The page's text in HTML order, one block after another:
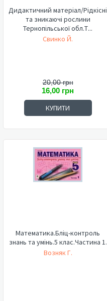
Дидактичний матеріал/Рідкісні
та зникаючі рослини
Тернопільської обл.Т...
Свинко Й.
20,00 грн
16,00 грн
КУПИТИ
Математика.Бліц-контроль
знань та умінь.5 клас.Частина 1.
Возняк Г.